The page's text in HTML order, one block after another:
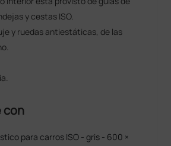
y cestas ISO.
y ruedas antiestáticas, de las
con
para carros ISO - gris - 600 ×